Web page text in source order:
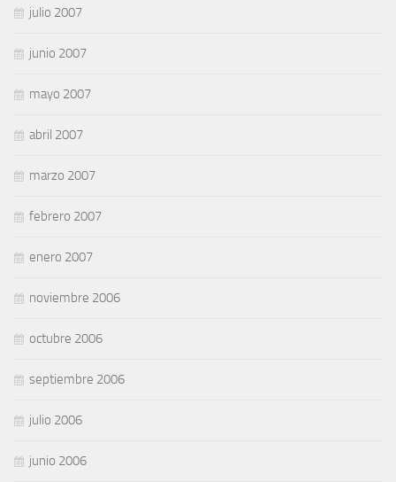
julio 2007
junio 2007
mayo 2007
abril 2007
marzo 2007
febrero 2007
enero 2007
noviembre 2006
octubre 2006
septiembre 2006
julio 2006
junio 2006